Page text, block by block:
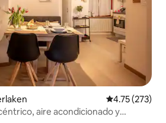
Calificación
4.75 (273)
aire acondicionado y